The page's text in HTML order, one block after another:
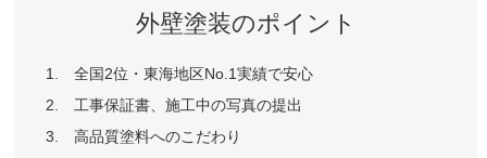
外壁塗装のポイント
全国2位・東海地区No.1実績で安心
工事保証書、施工中の写真の提出
高品質塗料へのこだわり